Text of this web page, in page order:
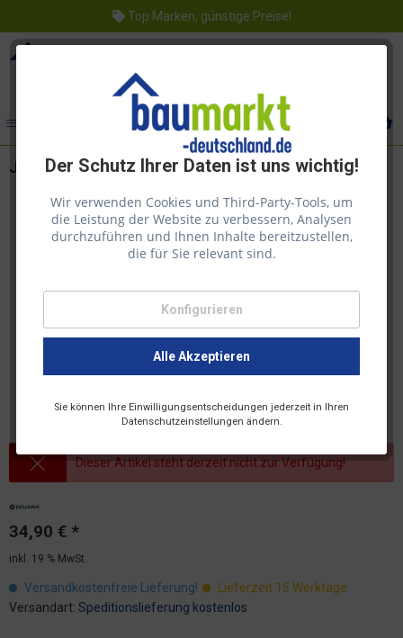
Top Marken, günstige Preise!
Der Schutz Ihrer Daten ist uns wichtig!
Wir verwenden Cookies und Third-Party-Tools, um
die Leistung der Website zu verbessern, Analysen
durchzuführen und Ihnen Inhalte bereitzustellen,
die für Sie relevant sind.
Konfigurieren
Alle Akzeptieren
Sie können Ihre Einwilligungsentscheidungen jederzeit in Ihren
Datenschutzeinstellungen ändern.
Juliana Aufhängungsbeschlag für Tablet
Dieser Artikel steht derzeit nicht zur Verfügung!
34,90 € *
inkl. 19 % MwSt.
Versandkostenfreie Lieferung!
Lieferzeit 15 Werktage
Versandart: Speditionslieferung kostenlos